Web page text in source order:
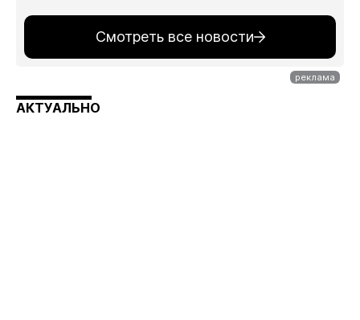
Смотреть все новости
АКТУАЛЬНО